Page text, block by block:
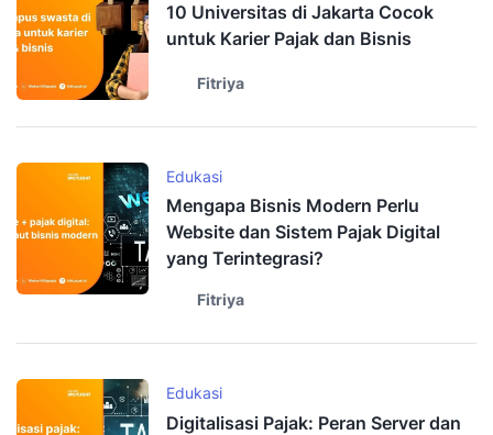
10 Universitas di Jakarta Cocok
untuk Karier Pajak dan Bisnis
Fitriya
Edukasi
Mengapa Bisnis Modern Perlu
Website dan Sistem Pajak Digital
yang Terintegrasi?
Fitriya
Edukasi
Digitalisasi Pajak: Peran Server dan